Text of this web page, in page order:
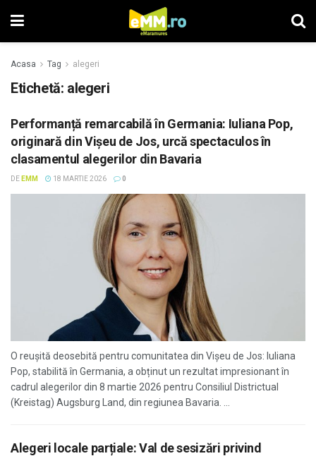
Acasa Tag alegeri
Etichetă: alegeri
Performanță remarcabilă în Germania: Iuliana Pop,
originară din Vișeu de Jos, urcă spectaculos în
clasamentul alegerilor din Bavaria
DE EMM 18 MARTIE 2026 0
O reușită deosebită pentru comunitatea din Vișeu de Jos: Iuliana
Pop, stabilită în Germania, a obținut un rezultat impresionant în
cadrul alegerilor din 8 martie 2026 pentru Consiliul Districtual
(Kreistag) Augsburg Land, din regiunea Bavaria. ...
Alegeri locale parțiale: Val de sesizări privind